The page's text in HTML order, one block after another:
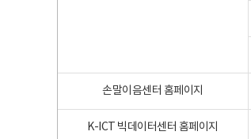
손말이음센터 홈페이지
K-ICT 빅데이터센터 홈페이지